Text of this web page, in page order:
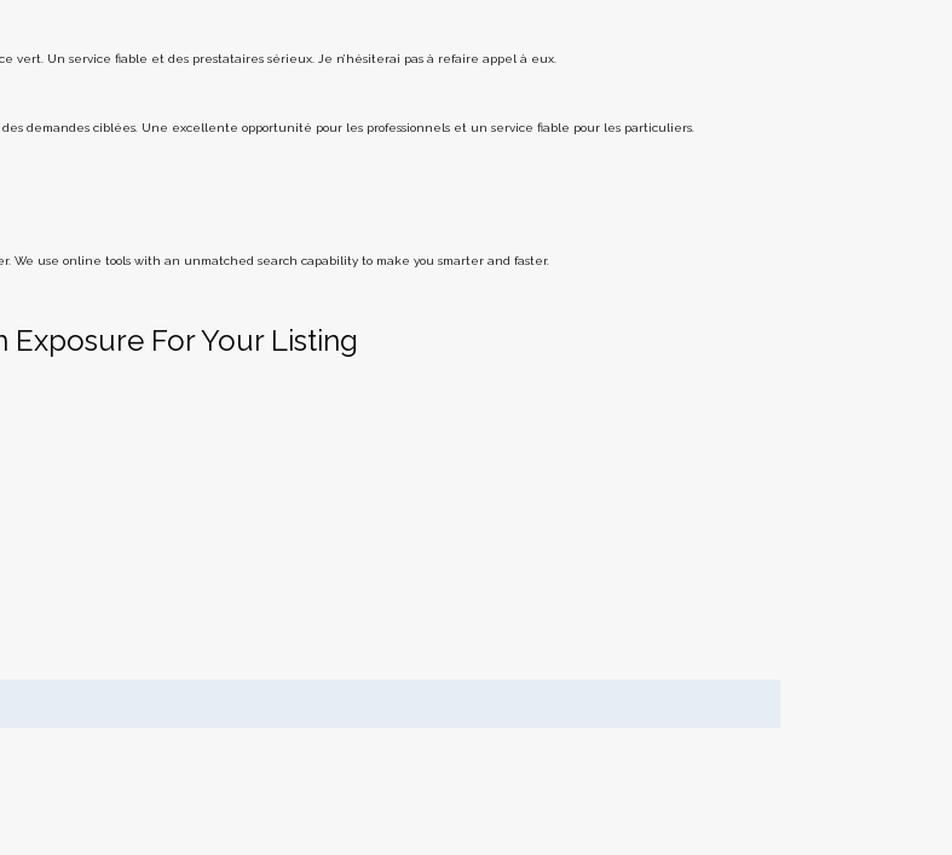
vert. Un service fiable et des prestataires sérieux. Je n’hésiterai pas à refaire appel à eux.
demandes ciblées. Une excellente opportunité pour les professionnels et un service fiable pour les particuliers.
We use online tools with an unmatched search capability to make you smarter and faster.
Exposure For Your Listing